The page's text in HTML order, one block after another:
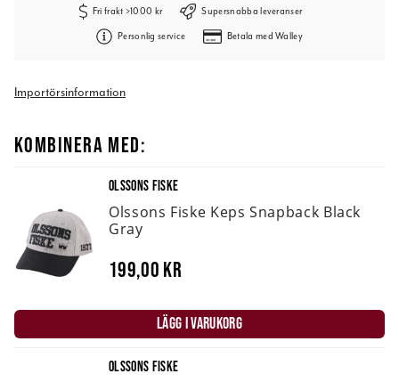
Fri frakt >1000 kr Supersnabba leveranser
Personlig service Betala med Walley
Importörsinformation
KOMBINERA MED:
OLSSONS FISKE
Olssons Fiske Keps Snapback Black
Gray
199,00 kr
LÄGG I VARUKORG
OLSSONS FISKE